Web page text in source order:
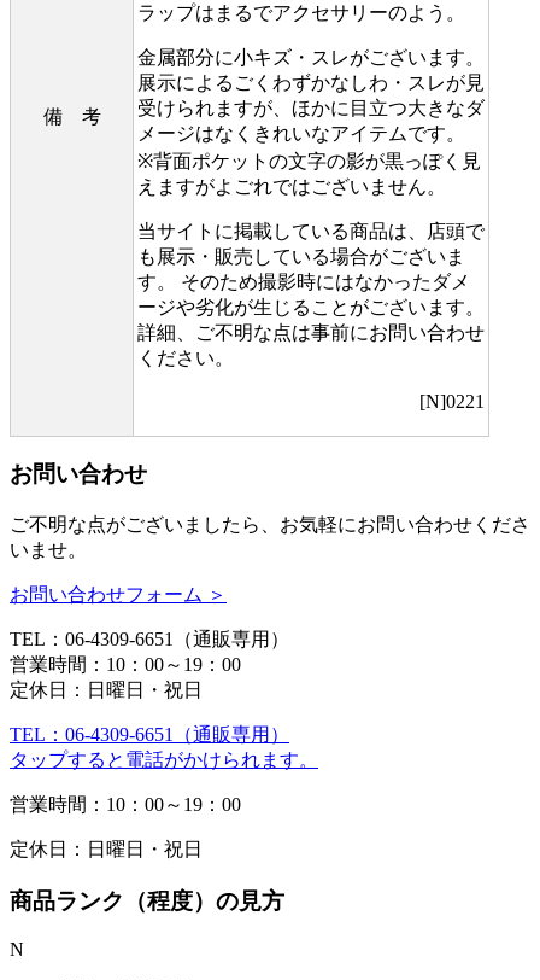
備 考
ラップはまるでアクセサリーのよう。
金属部分に小キズ・スレがございます。
展示によるごくわずかなしわ・スレが見
受けられますが、ほかに目立つ大きなダ
メージはなくきれいなアイテムです。
※背面ポケットの文字の影が黒っぽく見
えますがよごれではございません。
当サイトに掲載している商品は、店頭で
も展示・販売している場合がございま
す。 そのため撮影時にはなかったダメ
ージや劣化が生じることがございます。
詳細、ご不明な点は事前にお問い合わせ
ください。
[N]0221
お問い合わせ
ご不明な点がございましたら、お気軽にお問い合わせくださ
いませ。
お問い合わせフォーム ＞
TEL：06-4309-6651（通販専用）
営業時間：10：00～19：00
定休日：日曜日・祝日
TEL：06-4309-6651（通販専用）
タップすると電話がかけられます。
営業時間：10：00～19：00
定休日：日曜日・祝日
商品ランク（程度）の見方
N